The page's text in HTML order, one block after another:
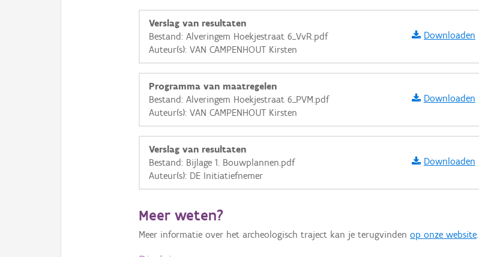
i
+ −
OSM-Basiskaart
Ortho
Verslag van resultaten
Bestand: Alveringem Hoekjestraat 6_VvR.pdf
Auteur(s): VAN CAMPENHOUT Kirsten
Downloaden
Programma van maatregelen
Bestand: Alveringem Hoekjestraat 6_PVM.pdf
Auteur(s): VAN CAMPENHOUT Kirsten
Downloaden
Verslag van resultaten
Bestand: Bijlage 1. Bouwplannen.pdf
Auteur(s): DE Initiatiefnemer
Downloaden
Meer weten?
Meer informatie over het archeologisch traject kan je terugvindenop onze website.